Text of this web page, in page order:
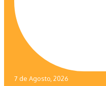
7 de Agosto, 2026